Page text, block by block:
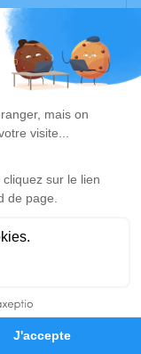
Hommages
pour laisser
souvenirs, une
des
un lieu
de Georges
est